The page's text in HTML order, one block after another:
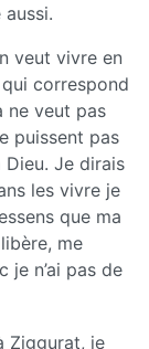
veut vivre en
correspond
ne veut pas
puissent pas
Je dirais
les vivre je
que ma
me
je n’ai pas de
Ziggurat, je